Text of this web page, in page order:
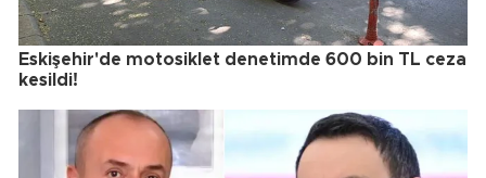
Eskişehir'de motosiklet denetimde 600 bin TL ceza
kesildi!